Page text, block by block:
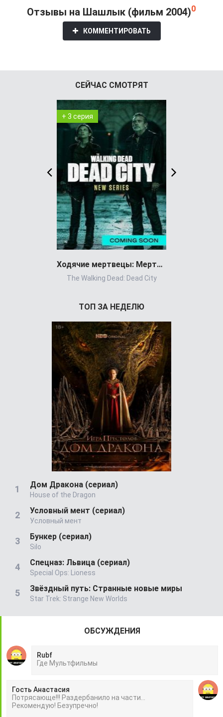
Отзывы на Шашлык (фильм 2004)0
КОММЕНТИРОВАТЬ
СЕЙЧАС СМОТРЯТ
+ 3 серия
Ходячие мертвецы: Мертвый город (сериал)
The Walking Dead: Dead City
ТОП ЗА НЕДЕЛЮ
Дом Дракона (сериал)
House of the Dragon
Условный мент (сериал)
Условный мент
Бункер (сериал)
Silo
Спецназ: Львица (сериал)
Special Ops: Lioness
Звёздный путь: Странные новые миры
Star Trek: Strange New Worlds
ОБСУЖДЕНИЯ
Rubf
Гдe Mультфильмы
Гость Анастасия
Потрясающе!!! Раздербанило на части...
Рекомендую! Безупречно!